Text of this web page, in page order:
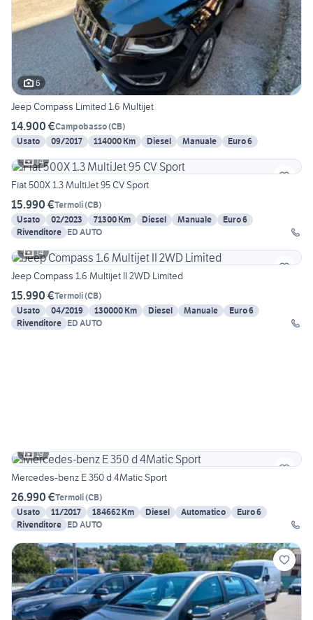
6
Jeep Compass Limited 1.6 Multijet
14.900 €Campobasso(CB)
Usato
09/2017 114000 Km Diesel Manuale
Euro 6
14
Fiat 500X 1.3 MultiJet 95 CV Sport
15.990 €Termoli(CB)
Usato
02/2023 71300 Km Diesel Manuale
Euro 6
Rivenditore ED AUTO
14
Jeep Compass 1.6 Multijet II 2WD Limited
15.990 €Termoli(CB)
Usato
04/2019 130000 Km Diesel Manuale
Euro 6
Rivenditore ED AUTO
19
Mercedes-benz E 350 d 4Matic Sport
26.990 €Termoli(CB)
Usato
11/2017 184662 Km Diesel Automatico
Euro 6
Rivenditore ED AUTO